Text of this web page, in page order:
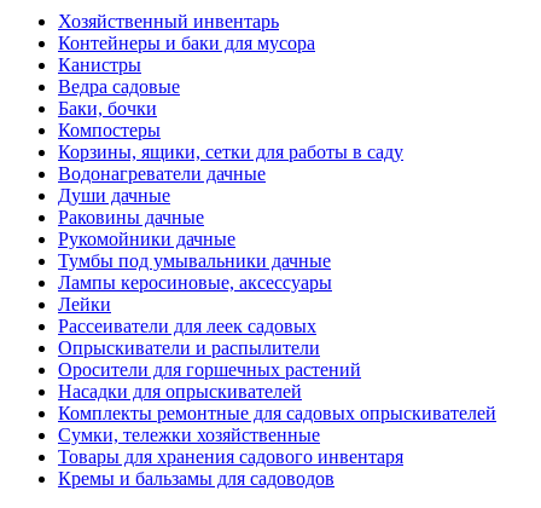
Хозяйственный инвентарь
Контейнеры и баки для мусора
Канистры
Ведра садовые
Баки, бочки
Компостеры
Корзины, ящики, сетки для работы в саду
Водонагреватели дачные
Души дачные
Раковины дачные
Рукомойники дачные
Тумбы под умывальники дачные
Лампы керосиновые, аксессуары
Лейки
Рассеиватели для леек садовых
Опрыскиватели и распылители
Оросители для горшечных растений
Насадки для опрыскивателей
Комплекты ремонтные для садовых опрыскивателей
Сумки, тележки хозяйственные
Товары для хранения садового инвентаря
Кремы и бальзамы для садоводов